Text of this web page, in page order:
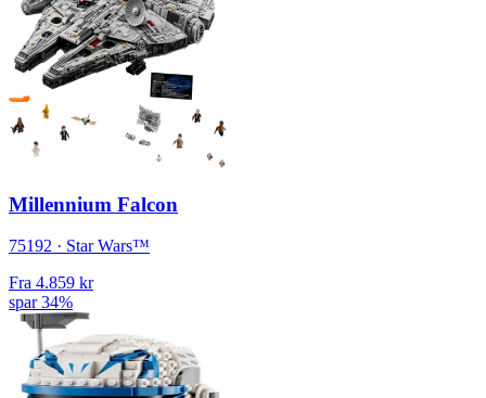
Millennium Falcon
75192 · Star Wars™
Fra 4.859 kr
spar 34%